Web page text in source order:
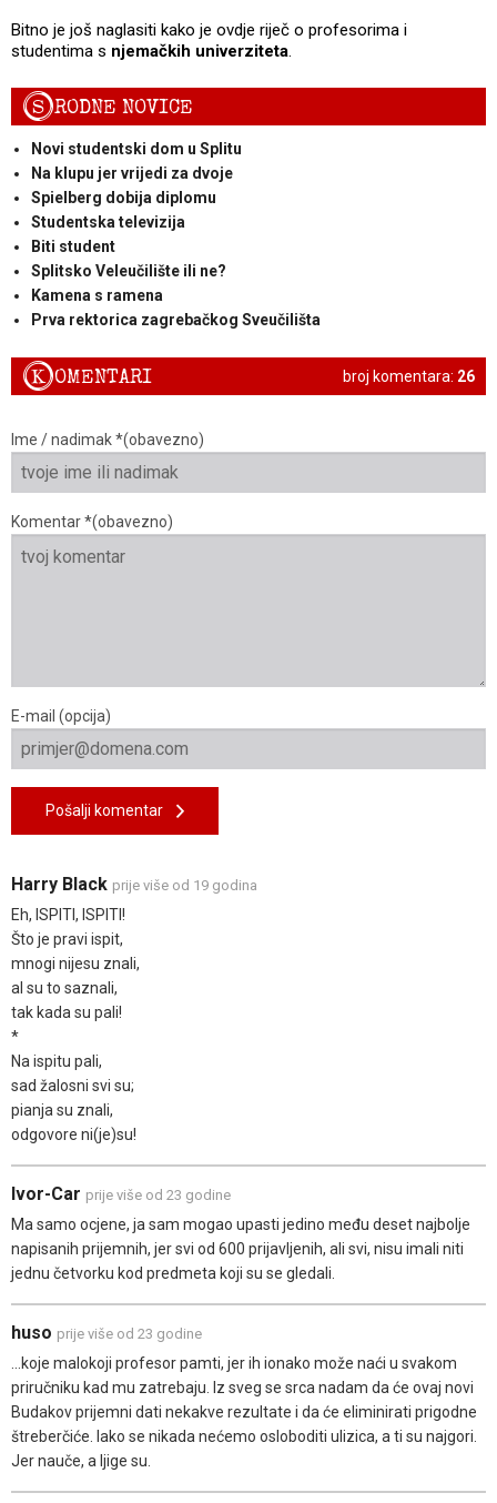
Bitno je još naglasiti kako je ovdje riječ o profesorima i
studentima s njemačkih univerziteta.
SRODNE NOVICE
Novi studentski dom u Splitu
Na klupu jer vrijedi za dvoje
Spielberg dobija diplomu
Studentska televizija
Biti student
Splitsko Veleučilište ili ne?
Kamena s ramena
Prva rektorica zagrebačkog Sveučilišta
broj komentara: 26
KOMENTARI
Ime / nadimak *(obavezno)
Komentar *(obavezno)
E-mail (opcija)
Pošalji komentar
Harry Black prije više od 19 godina
Eh, ISPITI, ISPITI!
Što je pravi ispit,
mnogi nijesu znali,
al su to saznali,
tak kada su pali!
*
Na ispitu pali,
sad žalosni svi su;
pianja su znali,
odgovore ni(je)su!
Ivor-Car prije više od 23 godine
Ma samo ocjene, ja sam mogao upasti jedino među deset najbolje
napisanih prijemnih, jer svi od 600 prijavljenih, ali svi, nisu imali niti
jednu četvorku kod predmeta koji su se gledali.
huso prije više od 23 godine
...koje malokoji profesor pamti, jer ih ionako može naći u svakom
priručniku kad mu zatrebaju. Iz sveg se srca nadam da će ovaj novi
Budakov prijemni dati nekakve rezultate i da će eliminirati prigodne
štreberčiće. Iako se nikada nećemo osloboditi ulizica, a ti su najgori.
Jer nauče, a ljige su.